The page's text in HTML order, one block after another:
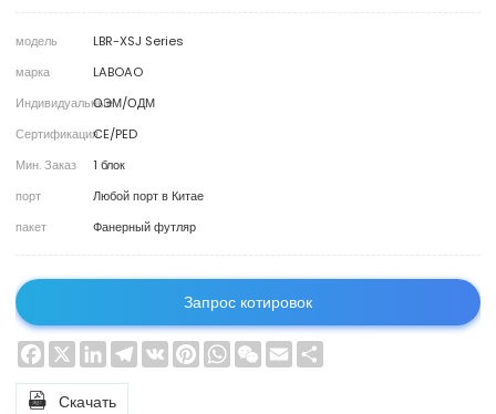
модель
LBR-XSJ Series
марка
LABOAO
ИндивидуальныеОЭМ/ОДМ
СертификацияCE/PED
Мин. Заказ
1 блок
порт
Любой порт в Китае
пакет
Фанерный футляр
Запрос котировок
Facebook
X LinkedInTelegram
VK PinterestWhatsApp
WeChat
Email
 Скачать